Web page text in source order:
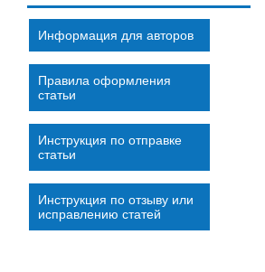
Информация для авторов
Правила оформления
статьи
Инструкция по отправке
статьи
Инструкция по отзыву или
исправлению статей